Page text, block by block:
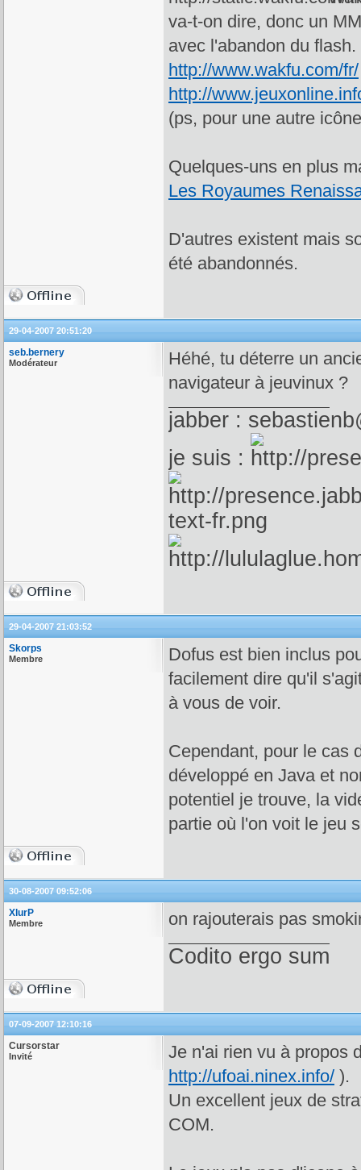
va-t-on dire, donc un
avec l'abandon du
http://www.wakfu.com/fr/
http://
(ps, pour une autre
Quelques-uns en plus
Les Royaumes
D'autres existent mais
été abandonnés.
29-04-2007 20:51:20
seb.bernery
Modérateur
Héhé, tu déterre un
navigateur à jeuvinux ?
jabber :
je suis :
29-04-2007 21:03:52
Skorps
Membre
Dofus est bien inclus
facilement dire qu'il
à vous de voir.
Cependant, pour le cas
développé en Java et
potentiel je trouve, la
partie où l'on voit le jeu
30-08-2007 09:52:06
XlurP
Membre on rajouterais pas
Codito ergo sum
07-09-2007 12:10:16
Cursorstar
Invité
Je n'ai rien vu à propos
http://ufoai.ninex.info/ ).
Un excellent jeux de
COM.